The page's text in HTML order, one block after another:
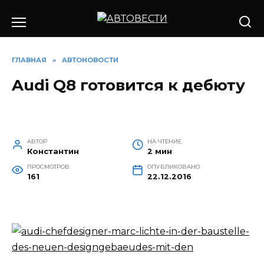
содержанию
ГЛАВНАЯ » АВТОНОВОСТИ
Audi Q8 готовится к дебюту
АВТОР
Константин
НА ЧТЕНИЕ
2 мин
ПРОСМОТРОВ
161
ОПУБЛИКОВАНО
22.12.2016